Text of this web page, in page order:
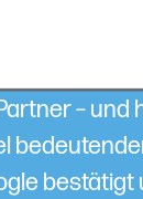
– und
bestätigt